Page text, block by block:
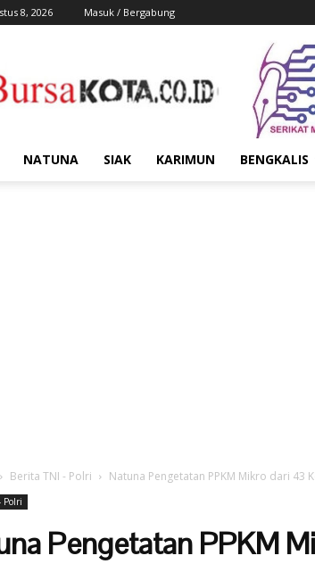
8, 2026 Masuk / Bergabung
Kota
NATUNA SIAK KARIMUN BENGKALIS
Berita TNI - Polri Natuna Pengetatan PPKM Mikro dari 43
Polri
Pengetatan PPKM